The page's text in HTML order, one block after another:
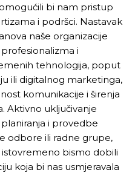
bi nam pristup
i podršci. Nastavak
naše organizacije
i
tehnologija, poput
ili digitalnog marketinga,
komunikacije i širenja
Aktivno uključivanje
i provedbe
odbore ili radne grupe,
bismo dobili
koja bi nas usmjeravala